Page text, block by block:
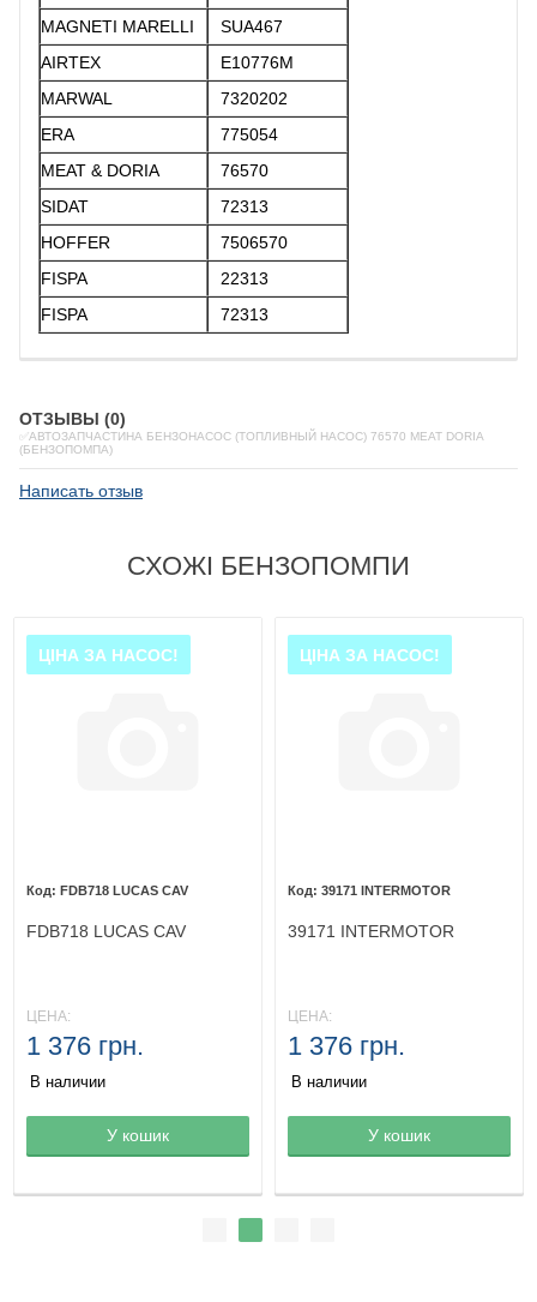
MAGNETI MARELLI
SUA467
AIRTEX
E10776M
MARWAL
7320202
ERA
775054
MEAT & DORIA
76570
SIDAT
72313
HOFFER
7506570
FISPA
22313
FISPA
72313
ОТЗЫВЫ (0)
✅АВТОЗАПЧАСТИНА БЕНЗОНАСОС (ТОПЛИВНЫЙ НАСОС) 76570 MEAT DORIA
(БЕНЗОПОМПА)
Написать отзыв
СХОЖІ БЕНЗОПОМПИ
Товар в корзине
ЦІНА ЗА НАСОС!
FDB718 LUCAS CAV
FDB718 LUCAS CAV
ЦЕНА:
1 376 грн.
В наличии
У кошик Товар в корзине
ЦІНА ЗА НАСОС!
39171 INTERMOTOR
39171 INTERMOTOR
ЦЕНА:
1 376 грн.
В наличии
У кошик